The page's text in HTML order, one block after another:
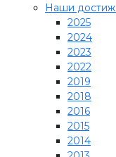
Наши
2025
2024
2023
2022
2019
2018
2016
2015
2014